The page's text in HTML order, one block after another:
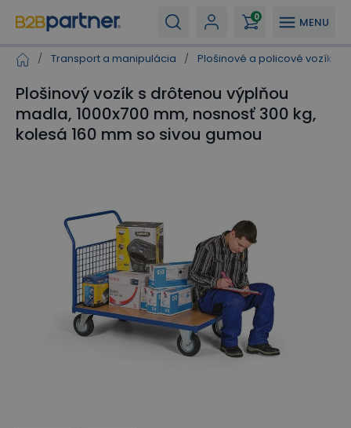
MENU
0
/ Transport a manipulácia / Plošinové a policové vozíky
Plošinový vozík s drôtenou výplňou
madla, 1000x700 mm, nosnosť 300 kg,
kolesá 160 mm so sivou gumou